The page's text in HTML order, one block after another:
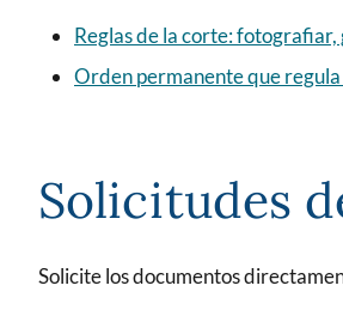
Reglas de la corte:
Orden permanente que regula
Solicitudes
Solicite los documentos